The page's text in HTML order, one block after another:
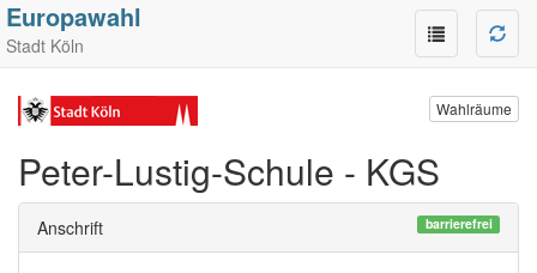
Europawahl
Stadt Köln
Wahlräume
Peter-Lustig-Schule - KGS
Anschrift barrierefrei